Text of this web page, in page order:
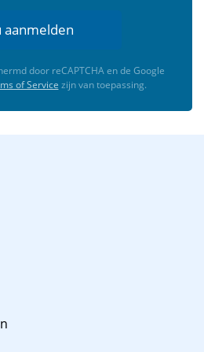
aanmelden
door reCAPTCHA en de Google
of Service zijn van toepassing.